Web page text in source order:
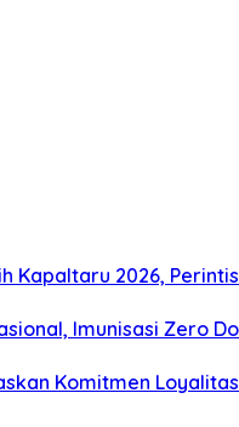
Kapaltaru 2026,
Imunisasi Zero
Komitmen